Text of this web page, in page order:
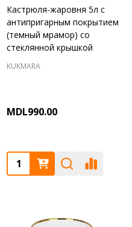
Кастрюля-жаровня 5л с
антипригарным покрытием
(темный мрамор) со
стеклянной крышкой
KUKMARA
MDL990.00
Quantity: